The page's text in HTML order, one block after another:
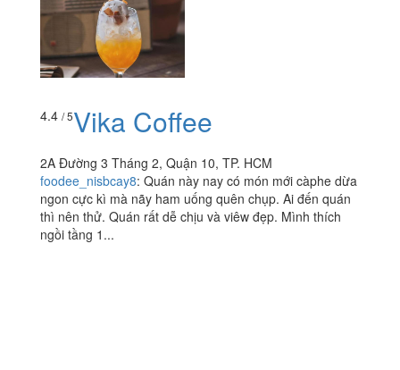
4.4 / 5Vika Coffee
2A Đường 3 Tháng 2, Quận 10, TP. HCM
foodee_nisbcay8: Quán này nay có món mới càphe dừa
ngon cực kì mà nãy ham uống quên chụp. Ai đến quán
thì nên thử. Quán rất dễ chịu và viêw đẹp. Mình thích
ngồi tầng 1...